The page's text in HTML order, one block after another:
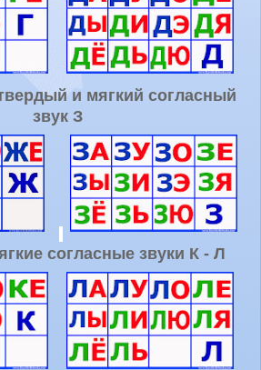
и мягкий согласный
звук З
согласные звуки К - Л